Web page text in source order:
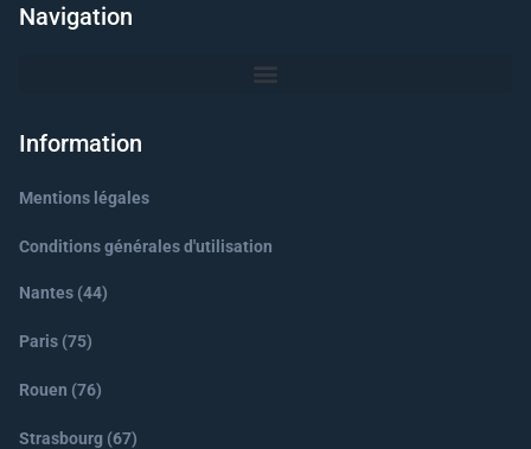
Navigation
Information
Mentions légales
Conditions générales d'utilisation
Nantes (44)
Paris (75)
Rouen (76)
Strasbourg (67)